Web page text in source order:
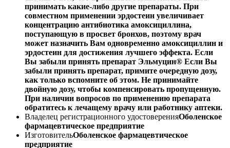
принимать какие-либо другие препараты. При
совместном применении эрдостеин увеличивает
концентрацию антибиотика амоксициллина,
поступающую в просвет бронхов, поэтому врач
может назначить Вам одновременно амоксициллин и
эрдостеин для достижения лучшего эффекта. Если
Вы забыли принять препарат Эльмуцин® Если Вы
забыли принять препарат, примите очередную дозу,
как только вспомните об этом. Не принимайте
двойную дозу, чтобы компенсировать пропущенную.
При наличии вопросов по применению препарата
обратитесь к лечащему врачу или работнику аптеки.
Владелец регистрационного удостоверенияОболенское
фармацевтическое предприятие
ИзготовительОболенское фармацевтическое
предприятие